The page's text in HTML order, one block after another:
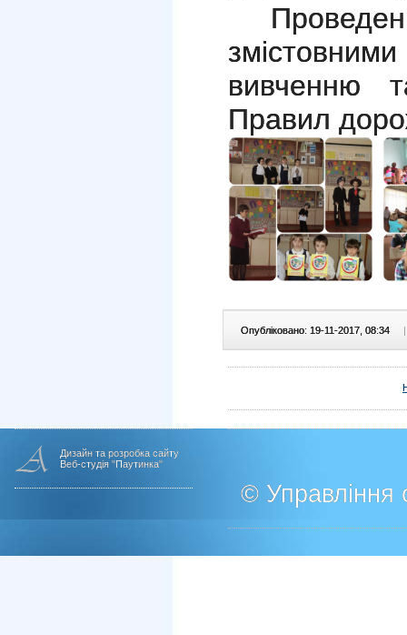
вивченню
Правил
Опубліковано: 19-11-2017, 08:34 |
Дизайн та розробка сайту
Веб-студія "Паутинка"
© Управління